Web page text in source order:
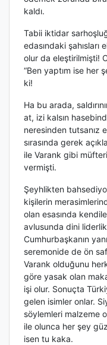
kaldı.
Tabii iktidar
edasındaki
olur da eleştirilmişti!
“Ben yaptım ise her
ki!
Ha bu arada,
at, izi kalsın
neresinden tutsanız
sırasında gerek
ile Varank gibi
vermişti.
Şeyhlikten
kişilerin
olan esasında
avlusunda dini
Cumhurbaşkanın
seremonide de ön
Varank olduğunu
göre yasak olan
işi olur. Sonuçta
gelen isimler onlar.
söylemleri malzeme
ile olunca her şey
isen tu kaka.